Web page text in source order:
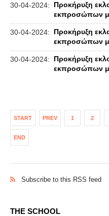
30-04-2024:
Προκήρυξη
εκπροσώπων
30-04-2024:
Προκήρυξη
εκπροσώπων
30-04-2024:
Προκήρυξη
εκπροσώπων
START PREV 1 2
END
Subscribe to this RSS feed
THE SCHOOL